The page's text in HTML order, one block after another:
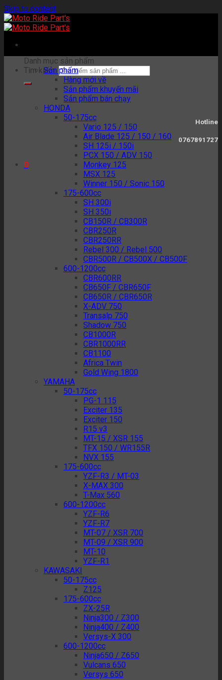
Skip to content
Tìm kiếm:
Hotline
0767891727
0
Danh mục sản phẩm
Sản phẩm
Hàng mới về
Sản phẩm khuyến mãi
Sản phẩm bán chạy
HONDA
50-175cc
Vario 125 / 150
Air Blade 125 / 150 / 160
SH 125i / 150i
PCX 150 / ADV 150
Monkey 125
MSX 125
Winner 150 / Sonic 150
175-600cc
SH 300i
SH 350i
CB150R / CB300R
CBR250R
CBR250RR
Rebel 300 / Rebel 500
CBR500R / CB500X / CB500F
600-1200cc
CBR600RR
CB650F / CBR650F
CB650R / CBR650R
X-ADV 750
Transalp 750
Shadow 750
CB1000R
CBR1000RR
CB1100
Africa Twin
Gold Wing 1800
YAMAHA
50-175cc
PG-1 115
Exciter 135
Exciter 150
R15 v3
MT-15 / XSR 155
TFX 150 / WR155R
NVX 155
175-600cc
YZF-R3 / MT-03
X-MAX 300
T-Max 560
600-1200cc
YZF-R6
YZF-R7
MT-07 / XSR 700
MT-09 / XSR 900
MT-10
YZF-R1
KAWASAKI
50-175cc
Z125
175-600cc
ZX-25R
Ninja300 / Z300
Ninja400 / Z400
Versys-X 300
600-1200cc
Ninja650 / Z650
Vulcans 650
Versys 650